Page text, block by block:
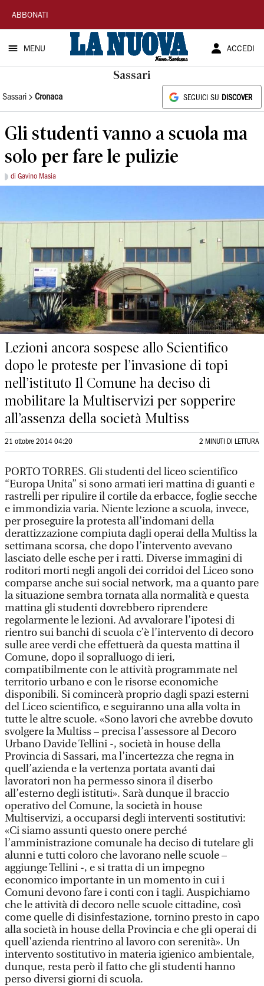
La
Nuova
Sardegna
ABBONATI
MENU ACCEDI
Sassari
Sassari Cronaca SEGUICI SU DISCOVER
Gli studenti vanno a scuola ma
solo per fare le pulizie
di Gavino Masia
Lezioni ancora sospese allo Scientifico
dopo le proteste per l’invasione di topi
nell’istituto Il Comune ha deciso di
mobilitare la Multiservizi per sopperire
all’assenza della società Multiss
21 ottobre 2014 04:20 2 MINUTI DI LETTURA
PORTO TORRES. Gli studenti del liceo scientifico
“Europa Unita” si sono armati ieri mattina di guanti e
rastrelli per ripulire il cortile da erbacce, foglie secche
e immondizia varia. Niente lezione a scuola, invece,
per proseguire la protesta all’indomani della
derattizzazione compiuta dagli operai della Multiss la
settimana scorsa, che dopo l’intervento avevano
lasciato delle esche per i ratti. Diverse immagini di
roditori morti negli angoli dei corridoi del Liceo sono
comparse anche sui social network, ma a quanto pare
la situazione sembra tornata alla normalità e questa
mattina gli studenti dovrebbero riprendere
regolarmente le lezioni. Ad avvalorare l’ipotesi di
rientro sui banchi di scuola c’è l’intervento di decoro
sulle aree verdi che effettuerà da questa mattina il
Comune, dopo il sopralluogo di ieri,
compatibilmente con le attività programmate nel
territorio urbano e con le risorse economiche
disponibili. Si comincerà proprio dagli spazi esterni
del Liceo scientifico, e seguiranno una alla volta in
tutte le altre scuole. «Sono lavori che avrebbe dovuto
svolgere la Multiss – precisa l’assessore al Decoro
Urbano Davide Tellini -, società in house della
Provincia di Sassari, ma l’incertezza che regna in
quell’azienda e la vertenza portata avanti dai
lavoratori non ha permesso sinora il diserbo
all’esterno degli istituti». Sarà dunque il braccio
operativo del Comune, la società in house
Multiservizi, a occuparsi degli interventi sostitutivi:
«Ci siamo assunti questo onere perché
l’amministrazione comunale ha deciso di tutelare gli
alunni e tutti coloro che lavorano nelle scuole –
aggiunge Tellini -, e si tratta di un impegno
economico importante in un momento in cui i
Comuni devono fare i conti con i tagli. Auspichiamo
che le attività di decoro nelle scuole cittadine, così
come quelle di disinfestazione, tornino presto in capo
alla società in house della Provincia e che gli operai di
quell'azienda rientrino al lavoro con serenità». Un
intervento sostitutivo in materia igienico ambientale,
dunque, resta però il fatto che gli studenti hanno
perso diversi giorni di scuola.